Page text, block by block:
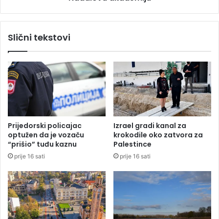
d
n
s
p
o
r
u
š
e
i
n
a
k
a
j
R
a
d
j
č
ć
d
o
b
i
o
Slični tekstovi
Prijedorski policajac
optužen da je vozaču
“prišio” tuđu kaznu
prije 16 sati
Izrael gradi kanal za
krokodile oko zatvora za
Palestince
prije 16 sati